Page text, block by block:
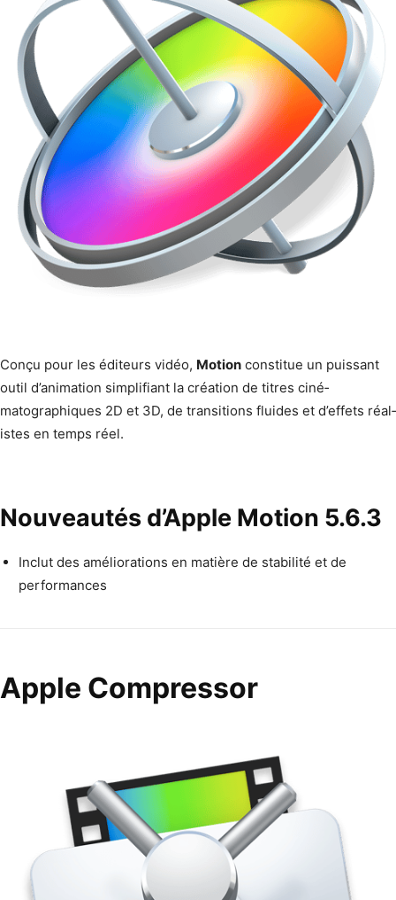
Conçu pour les édi­teurs vidéo, Motion con­stitue un puis­sant
out­il d’animation sim­pli­fi­ant la créa­tion de titres ciné­
matographiques 2D et 3D, de tran­si­tions flu­ides et d’effets réal­
istes en temps réel.
Nouveautés d’Apple Motion 5.6.3
Inclut des amélio­ra­tions en matière de sta­bil­ité et de
performances
Apple Compressor